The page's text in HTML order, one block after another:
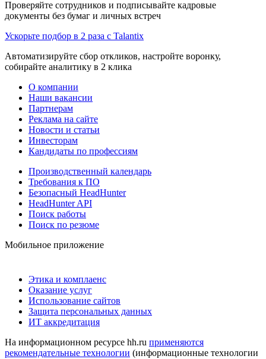
Проверяйте сотрудников и подписывайте кадровые
документы без бумаг и личных встреч
Ускорьте подбор в 2 раза с Talantix
Автоматизируйте сбор откликов, настройте воронку,
собирайте аналитику в 2 клика
О компании
Наши вакансии
Партнерам
Реклама на сайте
Новости и статьи
Инвесторам
Кандидаты по профессиям
Производственный календарь
Требования к ПО
Безопасный HeadHunter
HeadHunter API
Поиск работы
Поиск по резюме
Мобильное приложение
Этика и комплаенс
Оказание услуг
Использование сайтов
Защита персональных данных
ИТ аккредитация
На информационном ресурсе hh.ru применяются
рекомендательные технологии (информационные технологии